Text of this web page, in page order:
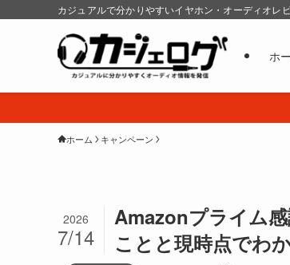
カジュアルで分かりやすいイヤホン・オーディオレ
ホ
ホーム キャンペーン
Amazonプライム
ことと現時点でわ
2026
7/14